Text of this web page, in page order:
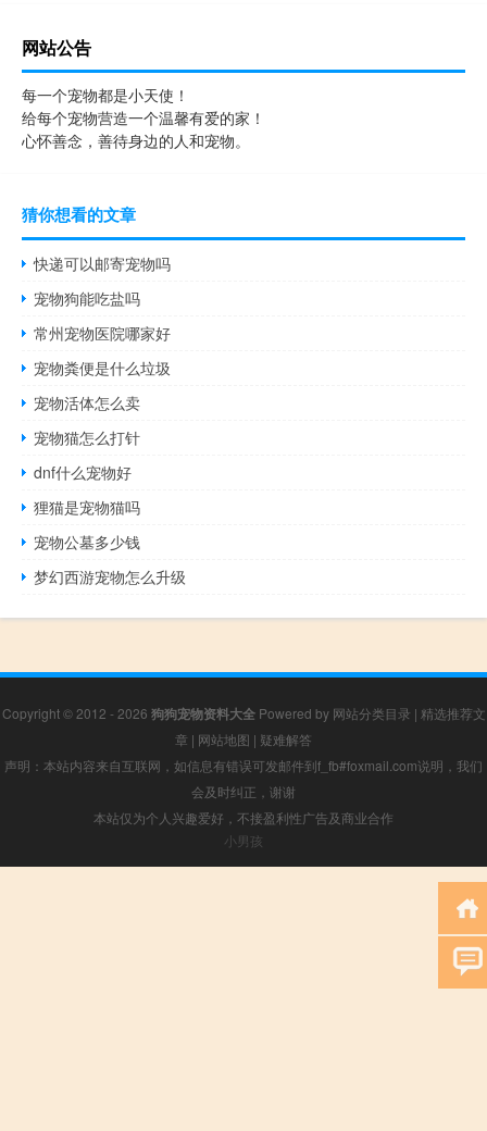
网站公告
每一个宠物都是小天使！
给每个宠物营造一个温馨有爱的家！
心怀善念，善待身边的人和宠物。
猜你想看的文章
快递可以邮寄宠物吗
宠物狗能吃盐吗
常州宠物医院哪家好
宠物粪便是什么垃圾
宠物活体怎么卖
宠物猫怎么打针
dnf什么宠物好
狸猫是宠物猫吗
宠物公墓多少钱
梦幻西游宠物怎么升级
Copyright © 2012 - 2026 狗狗宠物资料大全Powered by 网站分类目录 | 精选推荐文
章 | 网站地图 | 疑难解答
声明：本站内容来自互联网，如信息有错误可发邮件到f_fb#foxmail.com说明，我们
会及时纠正，谢谢
本站仅为个人兴趣爱好，不接盈利性广告及商业合作
小男孩